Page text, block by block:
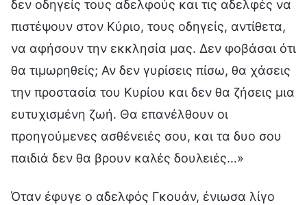
δεν οδηγείς τους αδελφούς και τις αδελφές να
πιστέψουν στον Κύριο, τους οδηγείς, αντίθετα,
να αφήσουν την εκκλησία μας. Δεν φοβάσαι ότι
θα τιμωρηθείς; Αν δεν γυρίσεις πίσω, θα χάσεις
την προστασία του Κυρίου και δεν θα ζήσεις μια
ευτυχισμένη ζωή. Θα επανέλθουν οι
προηγούμενες ασθένειές σου, και τα δυο σου
παιδιά δεν θα βρουν καλές δουλειές…»
Όταν έφυγε ο αδελφός Γκουάν, ένιωσα λίγο